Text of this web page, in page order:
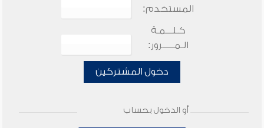
المستخدم:
كـلـــمـة
الـمـــــرور:
دخول المشتركين
أو الدخول بحساب